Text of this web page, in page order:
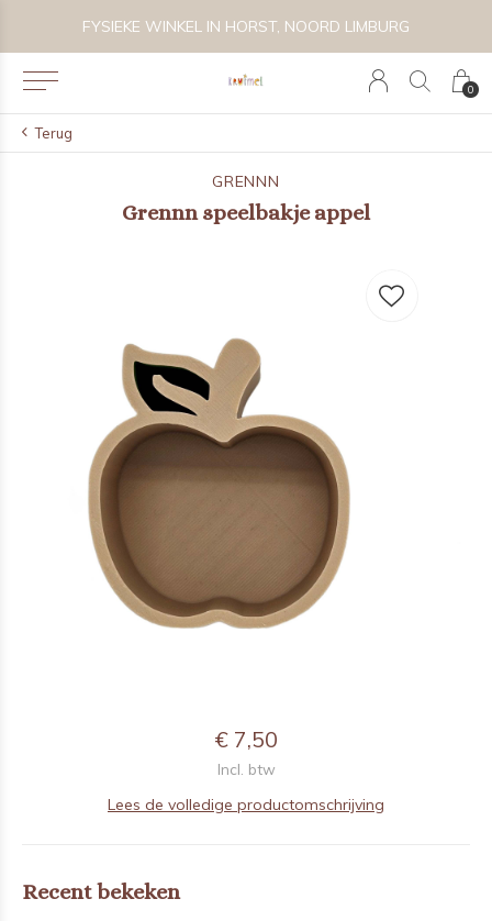
0
FYSIEKE WINKEL IN HORST, NOORD LIMBURG
Terug
GRENNN
Grennn speelbakje appel
€ 7,50
Incl. btw
Lees de volledige productomschrijving
Recent bekeken